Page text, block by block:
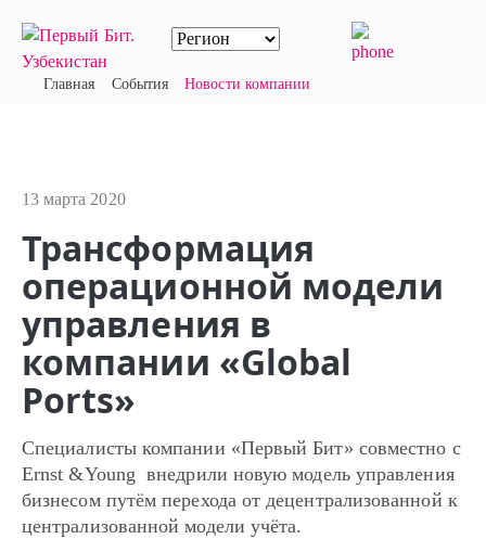
Главная События Новости компании
13 марта 2020
Трансформация
операционной модели
управления в
компании «Global
Ports»
Специалисты компании «Первый Бит» совместно с
Ernst &Young внедрили новую модель управления
бизнесом путём перехода от децентрализованной к
централизованной модели учёта.